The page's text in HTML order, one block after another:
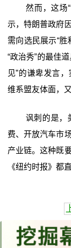
然而，这场
示，特朗普政府
需向选民展示“
“政治秀”的最佳
见”的谦卑发言
维系盟友体面，
讽刺的是，
费、开放汽车市
产业链。这种既
《纽约时报》都直